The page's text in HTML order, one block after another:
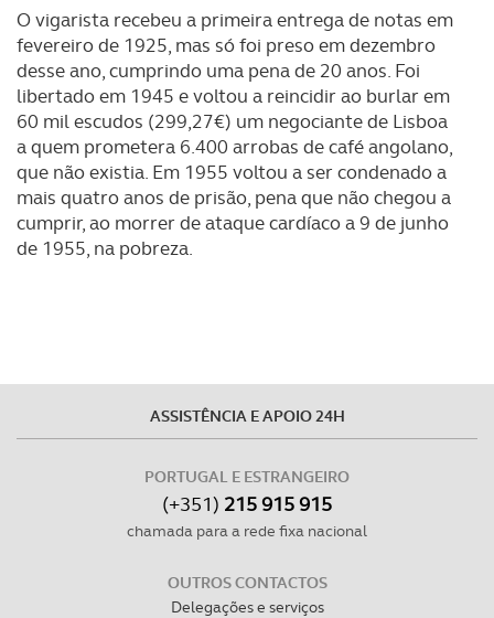
O vigarista recebeu a primeira entrega de notas em
fevereiro de 1925, mas só foi preso em dezembro
desse ano, cumprindo uma pena de 20 anos. Foi
libertado em 1945 e voltou a reincidir ao burlar em
60 mil escudos (299,27€) um negociante de Lisboa
a quem prometera 6.400 arrobas de café angolano,
que não existia. Em 1955 voltou a ser condenado a
mais quatro anos de prisão, pena que não chegou a
cumprir, ao morrer de ataque cardíaco a 9 de junho
de 1955, na pobreza.
ASSISTÊNCIA E APOIO 24H
PORTUGAL E ESTRANGEIRO
(+351) 215 915 915
chamada para a rede fixa nacional
OUTROS CONTACTOS
Delegações e serviços